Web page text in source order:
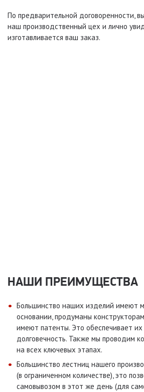
По предварительной договоренности,
наш производственный цех и лично
изготавливается ваш заказ.
НАШИ ПРЕИМУЩЕСТВА
Большинство наших изделий имеют
основании, продуманы
имеют патенты. Это обеспечивает
долговечность. Также мы проводим
на всех ключевых этапах.
Большинство лестниц нашего
(в ограниченном количестве), это
самовывозом в этот же день (для